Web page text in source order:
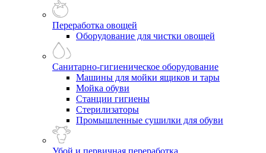
Переработка овощей
Оборудование для чистки овощей
Санитарно-гигиеническое оборудование
Машины для мойки ящиков и тары
Мойка обуви
Станции гигиены
Стерилизаторы
Промышленные сушилки для обуви
Убой и первичная переработка